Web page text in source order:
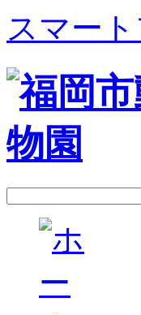
スマー